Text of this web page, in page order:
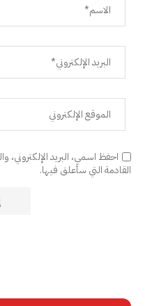
احفظ اسمي، البريد الإلكتروني،
القادمة التي سأعلق فيها.